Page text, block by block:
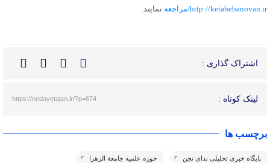
http://ketabebanovan.ir/مراجعه
نمایند.
اشتراک گذاری :
لینک کوتاه : https://nedayetajan.ir/?p=674
برچسب ها
پایگاه خبری تحلیلی ندای تجن حوزه علمیه جامعة الزهرا